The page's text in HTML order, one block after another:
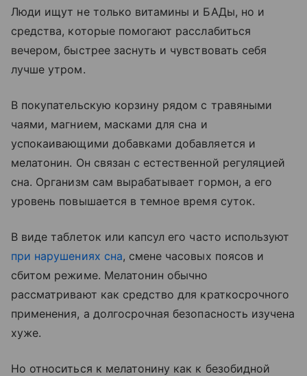
Люди ищут не только витамины и БАДы, но и
средства, которые помогают расслабиться
вечером, быстрее заснуть и чувствовать себя
лучше утром.
В покупательскую корзину рядом с травяными
чаями, магнием, масками для сна и
успокаивающими добавками добавляется и
мелатонин. Он связан с естественной регуляцией
сна. Организм сам вырабатывает гормон, а его
уровень повышается в темное время суток.
В виде таблеток или капсул его часто используют
при нарушениях сна, смене часовых поясов и
сбитом режиме. Мелатонин обычно
рассматривают как средство для краткосрочного
применения, а долгосрочная безопасность изучена
хуже.
Но относиться к мелатонину как к безобидной